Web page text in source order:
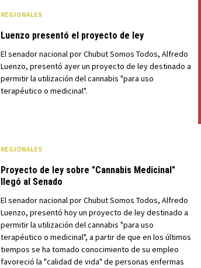
REGIONALES
Luenzo presentó el proyecto de ley
El senador nacional por Chubut Somos Todos, Alfredo
Luenzo, presentó ayer un proyecto de ley destinado a
permitir la utilización del cannabis "para uso
terapéutico o medicinal".
REGIONALES
Proyecto de ley sobre "Cannabis Medicinal"
llegó al Senado
El senador nacional por Chubut Somos Todos, Alfredo
Luenzo, presentó hoy un proyecto de ley destinado a
permitir la utilización del cannabis "para uso
terapéutico o medicinal", a partir de que en los últimos
tiempos se ha tomado conocimiento de su empleo
favoreció la "calidad de vida" de personas enfermas